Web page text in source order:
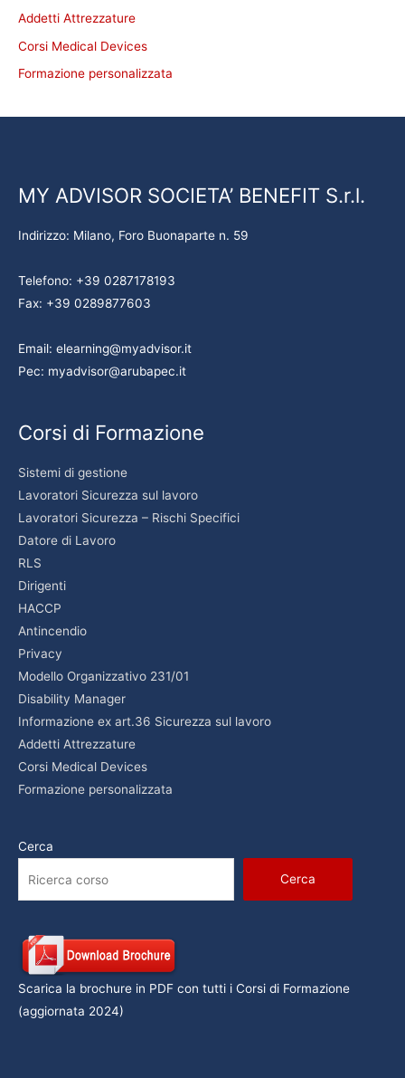
Addetti Attrezzature
Corsi Medical Devices
Formazione personalizzata
MY ADVISOR SOCIETA’ BENEFIT S.r.l.
Indirizzo: Milano, Foro Buonaparte n. 59
Telefono: +39 0287178193
Fax: +39 0289877603
Email: elearning@myadvisor.it
Pec: myadvisor@arubapec.it
Corsi di Formazione
Sistemi di gestione
Lavoratori Sicurezza sul lavoro
Lavoratori Sicurezza – Rischi Specifici
Datore di Lavoro
RLS
Dirigenti
HACCP
Antincendio
Privacy
Modello Organizzativo 231/01
Disability Manager
Informazione ex art.36 Sicurezza sul lavoro
Addetti Attrezzature
Corsi Medical Devices
Formazione personalizzata
Cerca
Cerca
Scarica la brochure in PDF con tutti i Corsi di Formazione
(aggiornata 2024)